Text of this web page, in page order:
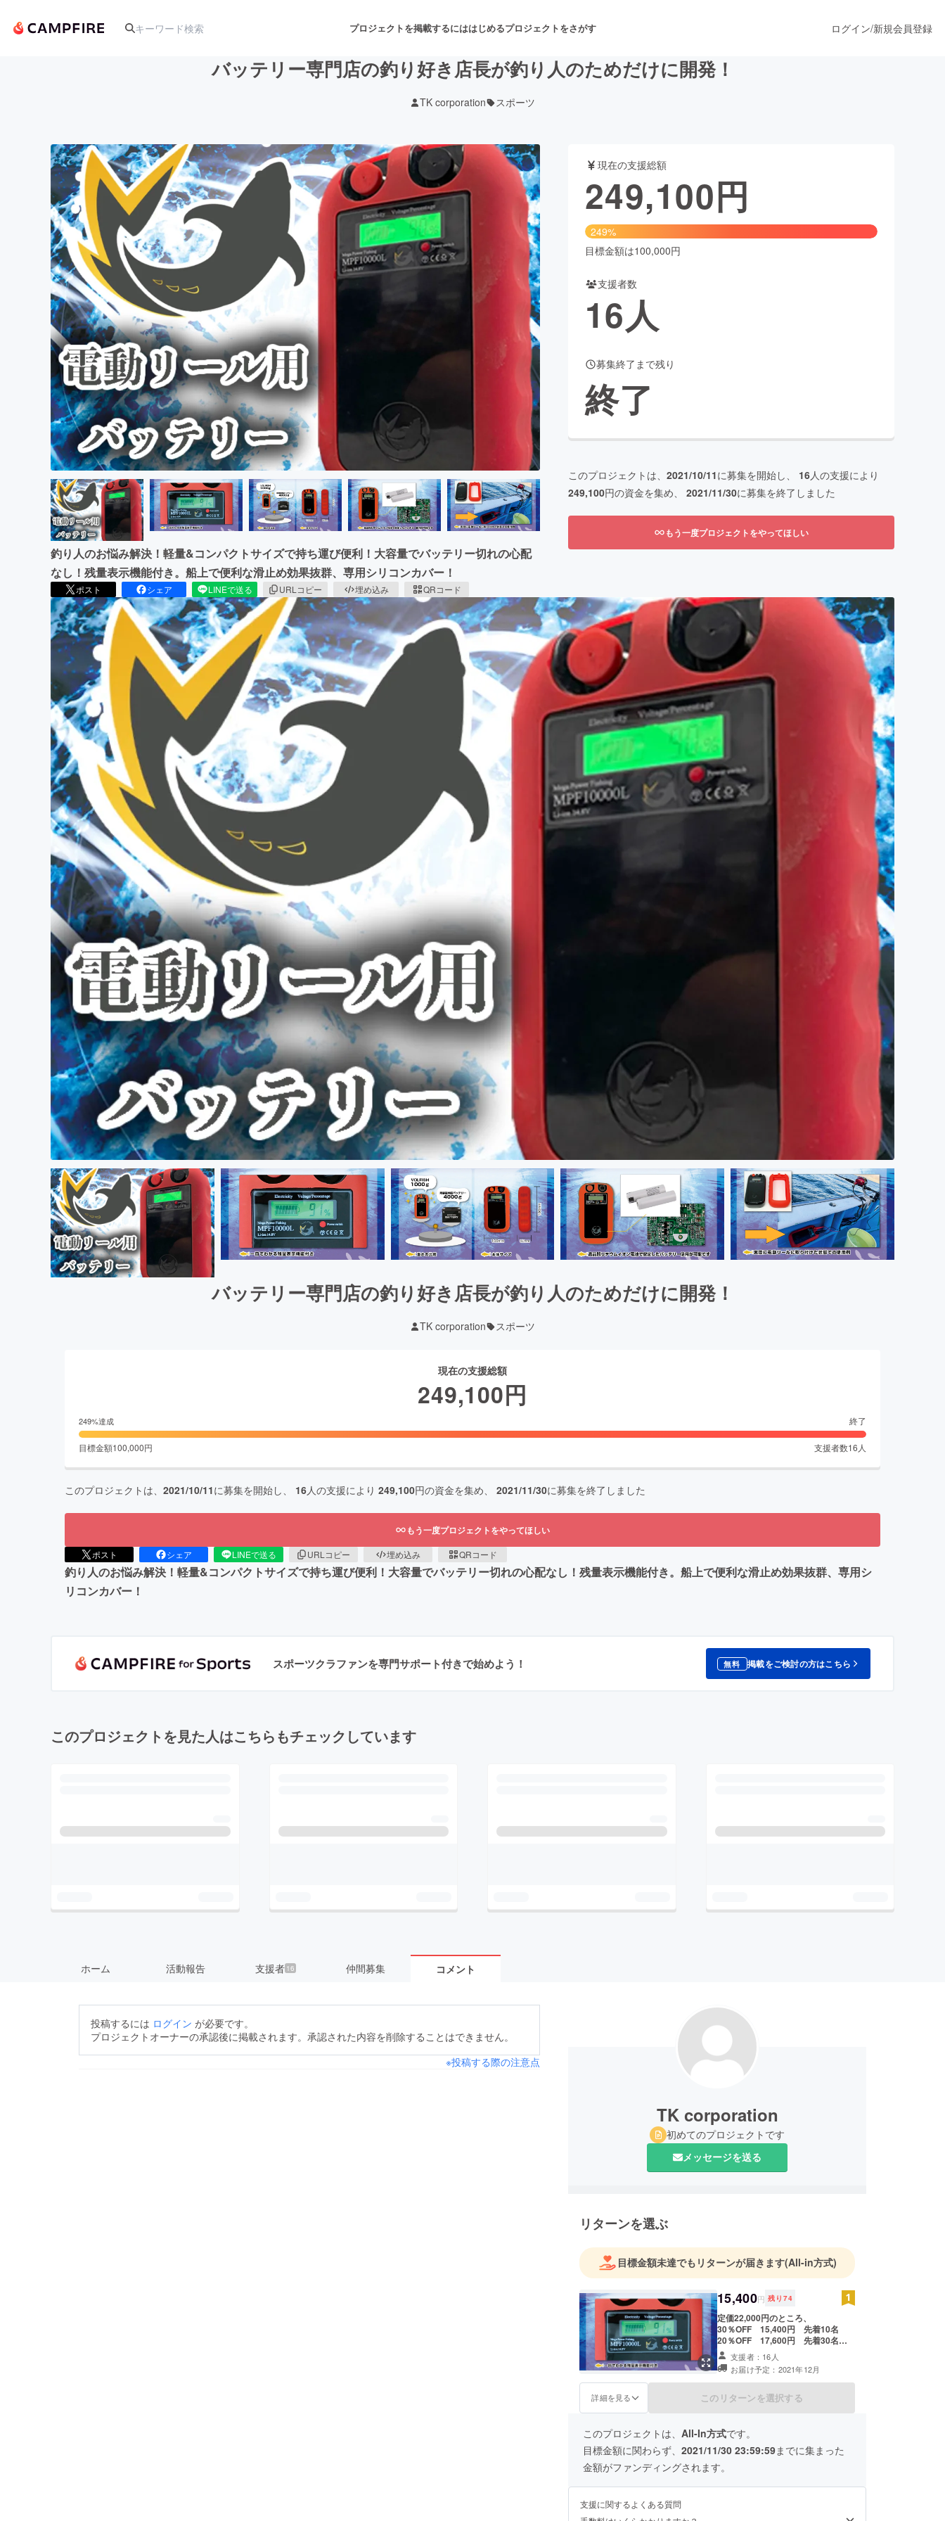
プロジェクトを掲載するにははじめるプロジェクトをさがす
アート・写真 音楽 舞台・パフォーマンス
テクノロジー・ガジェット ゲーム・サービス開発 フード・飲食店 ファッション
映像・映画 書籍・雑誌出版 アニメ・漫画
ビジネス・起業 チャレンジ ビューティー・ヘルスケア
まちづくり・地域活性化
CAMPFIRE for Social Good
CAMPFIRE Creation
コミュニティ
ログイン/新規会員登録
バッテリー専門店の釣り好き店長が釣り人のためだけに開発！
TK corporation スポーツ
釣り人のお悩み解決！軽量&コンパクトサイズで持ち運び便利！大容量でバッテリー切れの心配
なし！残量表示機能付き。船上で便利な滑止め効果抜群、専用シリコンカバー！
ポスト シェア LINEで送る URLコピー 埋め込み QRコード
現在の支援総額
249,100円
249%
目標金額は100,000円
支援者数
16人
募集終了まで残り
終了
このプロジェクトは、 2021/10/11に募集を開始し、 16人の支援により
249,100円の資金を集め、 2021/11/30に募集を終了しました
もう一度プロジェクトをやってほしい
バッテリー専門店の釣り好き店長が釣り人のためだけに開発！
TK corporation スポーツ
現在の支援総額
249,100円
249%達成 終了
目標金額100,000円 支援者数16 人
このプロジェクトは、 2021/10/11に募集を開始し、 16人の支援により 249,100円の資金を集め、 2021/11/30に募集を終了しました
もう一度プロジェクトをやってほしい
ポスト シェア LINEで送る URLコピー 埋め込み QRコード
釣り人のお悩み解決！軽量&コンパクトサイズで持ち運び便利！大容量でバッテリー切れの心配なし！残量表示機能付き。船上で便利な滑止め効果抜群、専用シ
リコンカバー！
スポーツクラファンを専門サポート付きで始めよう！ 無料 掲載をご検討の方はこちら
このプロジェクトを見た人はこちらもチェックしています
ホーム 活動報告 支援者 16 仲間募集 コメント
投稿するには ログイン が必要です。
プロジェクトオーナーの承認後に掲載されます。承認された内容を削除することはできません。
※投稿する際の注意点
TK corporation
初めてのプロジェクトです
メッセージを送る
リターンを選ぶ
目標金額未達でもリターンが届きます(All-in方式)
15,400円 残り 74
定価22,000円のところ、
30％OFF 15,400円 先着10名
20％OFF 17,600円 先着30名
10％OFF 19,800円 先着50名 ※送
料無料 ※1年保証
支援者：16人
お届け予定：2021年12月
詳細を見る このリターンを選択する
このプロジェクトは、 All-In方式です。
目標金額に関わらず、 2021/11/30 23:59:59までに集まった
金額がファンディングされます。
支援に関するよくある質問